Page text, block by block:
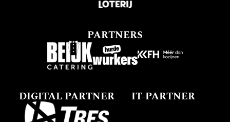
PARTNERS
DIGITAL PARTNER IT-PARTNER